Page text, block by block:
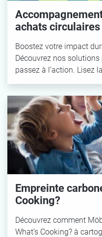
achats
Boostez votre impact
Découvrez nos
passez à l’action. Lisez
Empreinte
Cooking?
Découvrez comment
What’s Cooking? à